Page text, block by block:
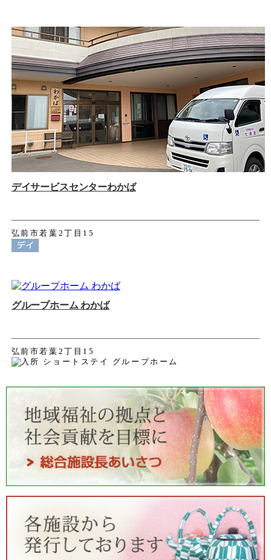
デイサービスセンターわかば
弘前市若葉2丁目15
グループホーム わかば
弘前市若葉2丁目15